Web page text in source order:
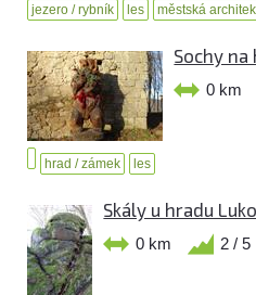
jezero / rybník les městská
Sochy na
0 km
hrad / zámek les
Skály u hradu
0 km 2 / 5